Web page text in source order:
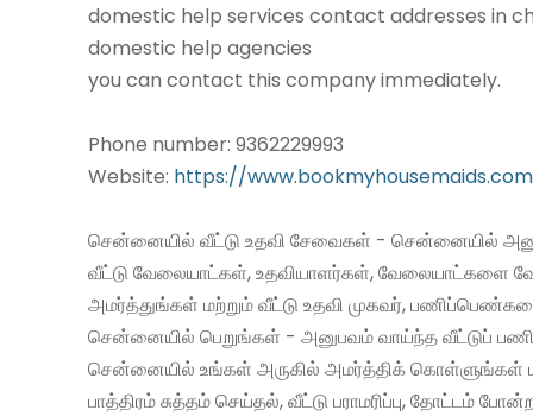
domestic help services contact addresses in
domestic help agencies
you can contact this company immediately.
Phone number: 9362229993
Website: https://
சென்னையில் வீட்டு உதவி சேவைகள் - சென்னையில்
வீட்டு வேலையாட்கள், உதவியாளர்கள், வேலையாட்களை
அமர்த்துங்கள் மற்றும் வீட்டு உதவி முகவர்,
சென்னையில் பெறுங்கள் - அனுபவம் வாய்ந்த வீட்டுப்
சென்னையில் உங்கள் அருகில் அமர்த்திக் கொள்ளுங்கள்
பாத்திரம் சுத்தம் செய்தல், வீட்டு பராமரிப்பு, தோட்டம்